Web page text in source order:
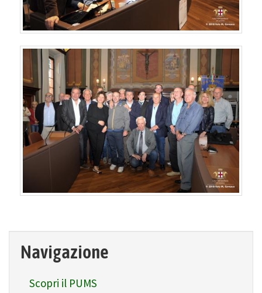
Navigazione
Scopri il PUMS